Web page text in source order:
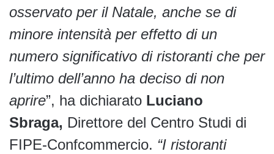
osservato per il Natale, anche se di
minore intensità per effetto di un
numero significativo di ristoranti che per
l’ultimo dell’anno ha deciso di non
aprire”, ha dichiarato Luciano
Sbraga, Direttore del Centro Studi di
FIPE-Confcommercio. “I ristoranti